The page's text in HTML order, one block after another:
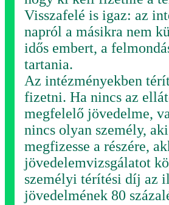
Visszafelé is igaz: az
napról a másikra nem
idős embert, a
tartania.
Az intézményekben
fizetni. Ha nincs az
megfelelő jövedelme,
nincs olyan személy,
megfizesse a részére,
jövedelemvizsgálatot
személyi térítési díj az
jövedelmének 80